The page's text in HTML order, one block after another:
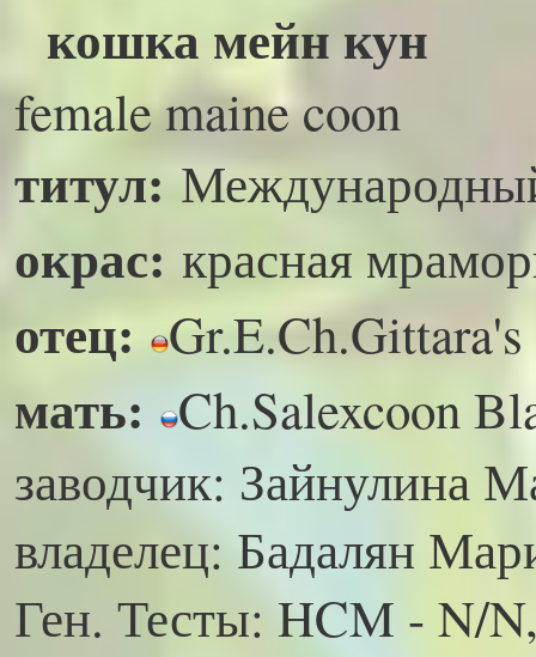
кошка мейн кун
female maine coon
титул:
окрас: красная
отец:
мать: Ch.Salexcoon
заводчик: Зайнулина
владелец: Бадалян
Ген. Тесты: HCM - N/